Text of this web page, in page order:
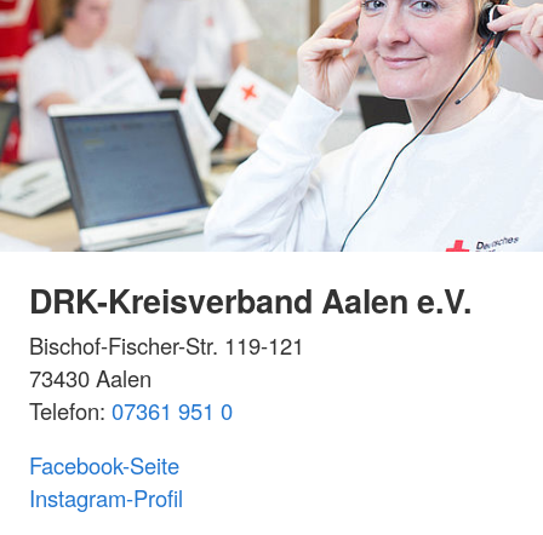
DRK-Kreisverband Aalen e.V.
Bischof-Fischer-Str. 119-121
73430 Aalen
Telefon: 07361 951 0
Facebook-Seite
Instagram-Profil